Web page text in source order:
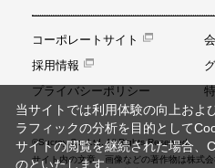
コーポレートサイト
採用情報
プライバシーポリシー
©Sucrey Co.,Ltd. All Rights Reserved.
サイト内の文章、画像などの著作物は株式
当サイトでは利用体験の向上およ
ラフィックの分析を目的として
サイトの閲覧を継続された場合、
のといたします。